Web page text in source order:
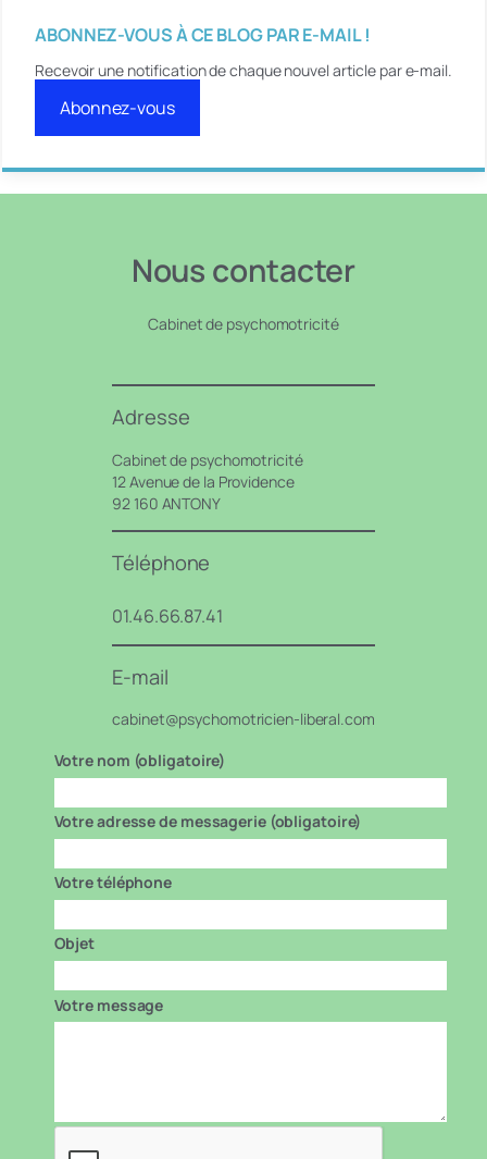
ABONNEZ-VOUS À CE BLOG PAR E-MAIL !
Recevoir une notification de chaque nouvel article par e-mail.
Abonnez-vous
Nous contacter
Cabinet de psychomotricité
Adresse
Cabinet de psychomotricité
12 Avenue de la Providence
92 160 ANTONY
Téléphone
01.46.66.87.41
E-mail
cabinet@psychomotricien-liberal.com
Votre nom (obligatoire)
Votre adresse de messagerie (obligatoire)
Votre téléphone
Objet
Votre message